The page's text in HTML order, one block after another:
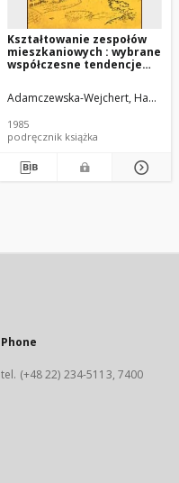
Kształtowanie zespołów
mieszkaniowych : wybrane
współczesne tendencje
Adamczewska-Wejchert, Hanna
1985
podręcznik książka
Phone
tel. (+48 22) 234-5113, 7400